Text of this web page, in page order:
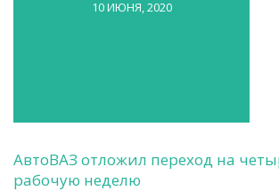
10 ИЮНЯ, 2020
АвтоВАЗ отложил переход на
рабочую неделю